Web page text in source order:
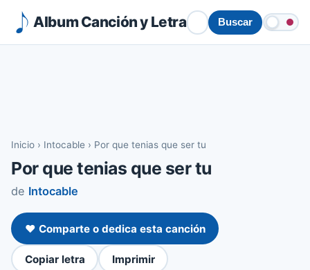
Album Canción y Letra Buscar
Inicio › Intocable › Por que tenias que ser tu
Por que tenias que ser tu
de Intocable
❤️ Comparte o dedica esta canción
Copiar letra Imprimir